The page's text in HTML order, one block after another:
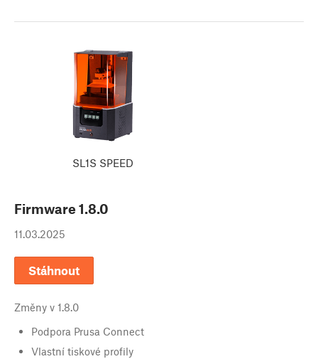
SL1S SPEED
Firmware 1.8.0
11.03.2025
Stáhnout
Změny v 1.8.0
Podpora Prusa Connect
Vlastní tiskové profily